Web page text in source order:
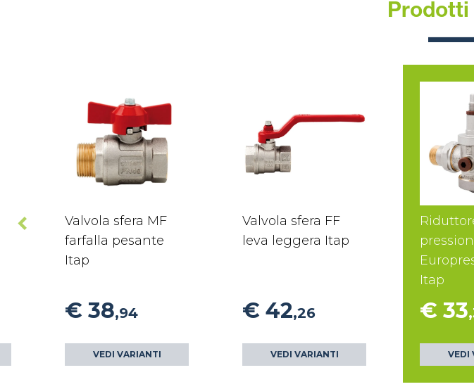
Valvola sfera MF
farfalla pesante
Itap
€ 38,94
VEDI VARIANTI
Valvola sfera FF
leva leggera Itap
€ 42,26
VEDI VARIANTI
Itap
€ 33
VEDI